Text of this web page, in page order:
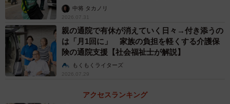
中将 タカノリ
2026.07.31
親の通院で有休が消えていく日々→付き添うの
は「月1回に」 家族の負担を軽くする介護保
険の通院支援【社会福祉士が解説】
もくもくライターズ
2026.07.29
アクセスランキング